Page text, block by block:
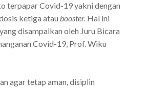
terpapar Covid-19 yakni dengan
ketiga atau booster. Hal ini
disampaikan oleh Juru Bicara
Covid-19, Prof. Wiku
agar tetap aman, disiplin